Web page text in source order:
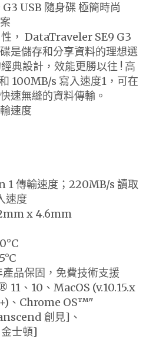
USB 隨身碟 極簡時尚
， DataTraveler SE9 G3
是儲存和分享資料的理想選
典設計，效能更勝以往 ! 高
100MB/s 寫入速度1，可在
速無縫的資料傳輸。
速度
1 傳輸速度；220MB/s 讀取
速度
x 4.6mm
品保固，免費技術支援
、10、MacOS (v.10.15.x
、Chrome OS™"
創見]、
士頓]